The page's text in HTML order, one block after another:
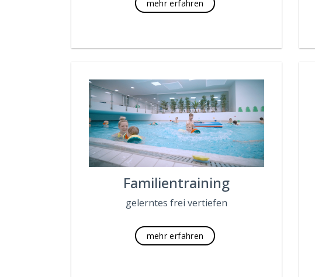
mehr erfahren
Familientraining
gelerntes frei vertiefen
mehr erfahren